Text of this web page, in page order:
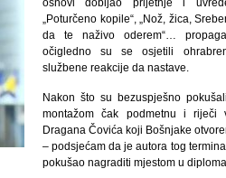
osnovi dobijao prijetnje i
„Poturčeno kopile“, „Nož, žica,
da te naživo oderem“…
očigledno su se osjetili
službene reakcije da nastave.
Nakon što su bezuspješno
montažom čak podmetnu i riječi
Dragana Čovića koji Bošnjake
– podsjećam da je autora tog
pokušao nagraditi mjestom u